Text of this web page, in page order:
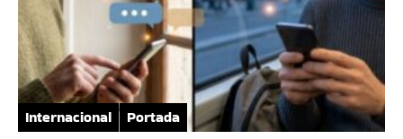
Internacional Portada